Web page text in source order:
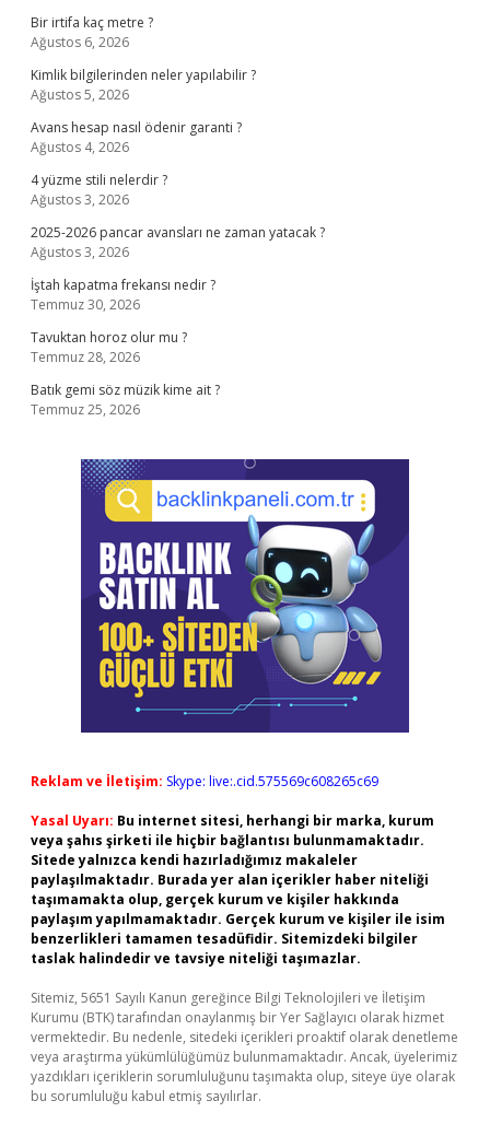
Bir irtifa kaç metre ?
Ağustos 6, 2026
Kimlik bilgilerinden neler yapılabilir ?
Ağustos 5, 2026
Avans hesap nasıl ödenir garanti ?
Ağustos 4, 2026
4 yüzme stili nelerdir ?
Ağustos 3, 2026
2025-2026 pancar avansları ne zaman yatacak ?
Ağustos 3, 2026
İştah kapatma frekansı nedir ?
Temmuz 30, 2026
Tavuktan horoz olur mu ?
Temmuz 28, 2026
Batık gemi söz müzik kime ait ?
Temmuz 25, 2026
Reklam ve İletişim: Skype: live:.cid.575569c608265c69
Yasal Uyarı: Bu internet sitesi, herhangi bir marka, kurum
veya şahıs şirketi ile hiçbir bağlantısı bulunmamaktadır.
Sitede yalnızca kendi hazırladığımız makaleler
paylaşılmaktadır. Burada yer alan içerikler haber niteliği
taşımamakta olup, gerçek kurum ve kişiler hakkında
paylaşım yapılmamaktadır. Gerçek kurum ve kişiler ile isim
benzerlikleri tamamen tesadüfidir. Sitemizdeki bilgiler
taslak halindedir ve tavsiye niteliği taşımazlar.
Sitemiz, 5651 Sayılı Kanun gereğince Bilgi Teknolojileri ve İletişim
Kurumu (BTK) tarafından onaylanmış bir Yer Sağlayıcı olarak hizmet
vermektedir. Bu nedenle, sitedeki içerikleri proaktif olarak denetleme
veya araştırma yükümlülüğümüz bulunmamaktadır. Ancak, üyelerimiz
yazdıkları içeriklerin sorumluluğunu taşımakta olup, siteye üye olarak
bu sorumluluğu kabul etmiş sayılırlar.